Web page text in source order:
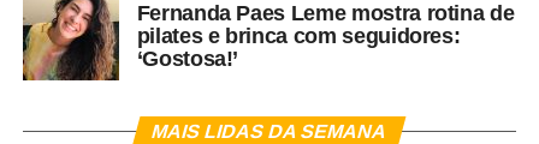
Fernanda Paes Leme mostra rotina de
pilates e brinca com seguidores:
‘Gostosa!’
MAIS LIDAS DA SEMANA